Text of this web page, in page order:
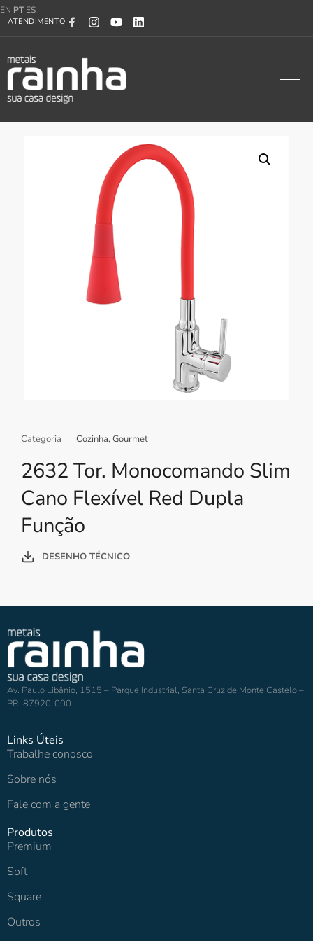
EN PT ES
ATENDIMENTO
Categoria Cozinha,Gourmet
2632 Tor. Monocomando Slim
Cano Flexível Red Dupla
Função
DESENHO TÉCNICO
Av. Paulo Libânio, 1515 – Parque Industrial, Santa Cruz de Monte Castelo –
PR, 87920-000
Links Úteis
Trabalhe conosco
Sobre nós
Fale com a gente
Produtos
Premium
Soft
Square
Outros